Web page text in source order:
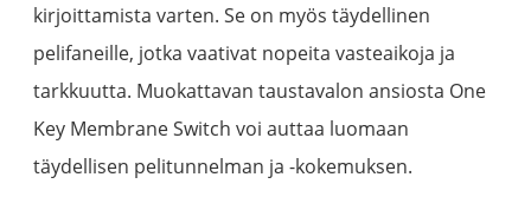
kirjoittamista varten. Se on myös täydellinen
pelifaneille, jotka vaativat nopeita vasteaikoja ja
tarkkuutta. Muokattavan taustavalon ansiosta One
Key Membrane Switch voi auttaa luomaan
täydellisen pelitunnelman ja -kokemuksen.